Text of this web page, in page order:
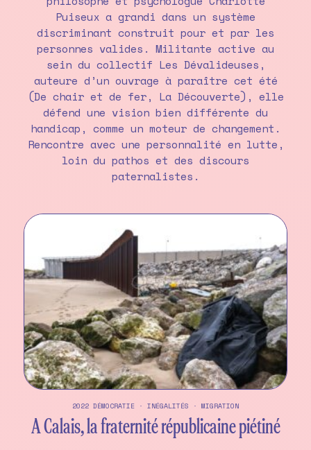
Puiseux a grandi dans un système
discriminant construit pour et par les
personnes valides. Militante active au
sein du collectif Les Dévalideuses,
auteure d’un ouvrage à paraître cet été
(De chair et de fer, La Découverte), elle
défend une vision bien différente du
handicap, comme un moteur de changement.
Rencontre avec une personnalité en lutte,
loin du pathos et des discours
paternalistes.
2022 DÉMOCRATIE · INÉGALITÉS · MIGRATION
A Calais, la fraternité républicaine piétiné